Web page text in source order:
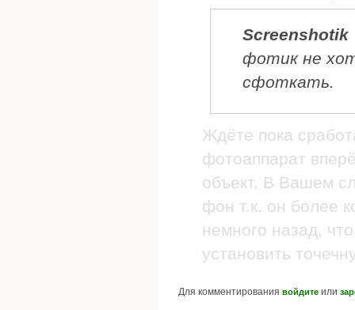
Screenshotik
фотик не
сфоткать.
Ждёте пока
фотоаппарат
объект. В Вашем
фон т.к. он более
немного назад,
установить
Для комментирования войдите или